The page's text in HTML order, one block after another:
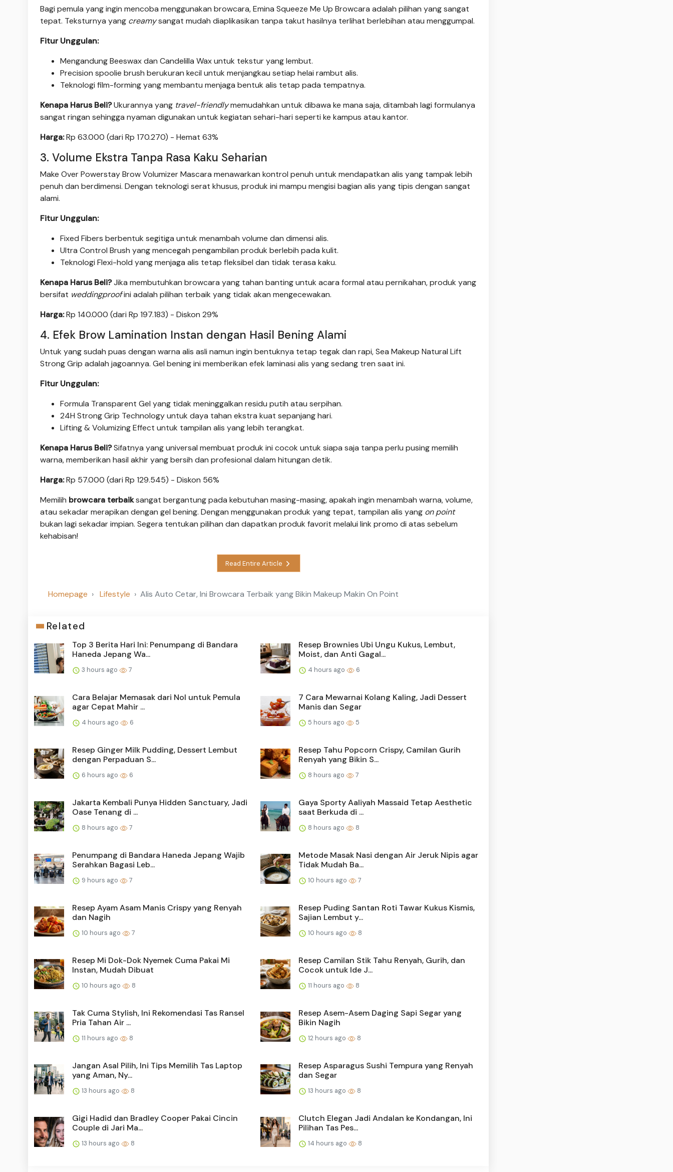
Bagi pemula yang ingin mencoba menggunakan browcara, Emina Squeeze Me Up Browcara adalah pilihan yang sangat
tepat. Teksturnya yang creamysangat mudah diaplikasikan tanpa takut hasilnya terlihat berlebihan atau menggumpal.
Fitur Unggulan:
Mengandung Beeswax dan Candelilla Wax untuk tekstur yang lembut.
Precision spoolie brush berukuran kecil untuk menjangkau setiap helai rambut alis.
Teknologi film-forming yang membantu menjaga bentuk alis tetap pada tempatnya.
Kenapa Harus Beli?Ukurannya yang travel-friendlymemudahkan untuk dibawa ke mana saja, ditambah lagi formulanya
sangat ringan sehingga nyaman digunakan untuk kegiatan sehari-hari seperti ke kampus atau kantor.
Harga:Rp 63.000 (dari Rp 170.270) - Hemat 63%
3. Volume Ekstra Tanpa Rasa Kaku Seharian
Make Over Powerstay Brow Volumizer Mascara menawarkan kontrol penuh untuk mendapatkan alis yang tampak lebih
penuh dan berdimensi. Dengan teknologi serat khusus, produk ini mampu mengisi bagian alis yang tipis dengan sangat
alami.
Fitur Unggulan:
Fixed Fibers berbentuk segitiga untuk menambah volume dan dimensi alis.
Ultra Control Brush yang mencegah pengambilan produk berlebih pada kulit.
Teknologi Flexi-hold yang menjaga alis tetap fleksibel dan tidak terasa kaku.
Kenapa Harus Beli?Jika membutuhkan browcara yang tahan banting untuk acara formal atau pernikahan, produk yang
bersifat weddingproofini adalah pilihan terbaik yang tidak akan mengecewakan.
Harga:Rp 140.000 (dari Rp 197.183) - Diskon 29%
4. Efek Brow Lamination Instan dengan Hasil Bening Alami
Untuk yang sudah puas dengan warna alis asli namun ingin bentuknya tetap tegak dan rapi, Sea Makeup Natural Lift
Strong Grip adalah jagoannya. Gel bening ini memberikan efek laminasi alis yang sedang tren saat ini.
Fitur Unggulan:
Formula Transparent Gel yang tidak meninggalkan residu putih atau serpihan.
24H Strong Grip Technology untuk daya tahan ekstra kuat sepanjang hari.
Lifting & Volumizing Effect untuk tampilan alis yang lebih terangkat.
Kenapa Harus Beli?Sifatnya yang universal membuat produk ini cocok untuk siapa saja tanpa perlu pusing memilih
warna, memberikan hasil akhir yang bersih dan profesional dalam hitungan detik.
Harga:Rp 57.000 (dari Rp 129.545) - Diskon 56%
Memilih browcara terbaiksangat bergantung pada kebutuhan masing-masing, apakah ingin menambah warna, volume,
atau sekadar merapikan dengan gel bening. Dengan menggunakan produk yang tepat, tampilan alis yang on point
bukan lagi sekadar impian. Segera tentukan pilihan dan dapatkan produk favorit melalui link promo di atas sebelum
kehabisan!
Read Entire Article
Homepage Lifestyle Alis Auto Cetar, Ini Browcara Terbaik yang Bikin Makeup Makin On Point
Related
Top 3 Berita Hari Ini: Penumpang di Bandara
Haneda Jepang Wa...
3 hours ago 7
Resep Brownies Ubi Ungu Kukus, Lembut,
Moist, dan Anti Gagal...
4 hours ago 6
Cara Belajar Memasak dari Nol untuk Pemula
agar Cepat Mahir ...
4 hours ago 6
7 Cara Mewarnai Kolang Kaling, Jadi Dessert
Manis dan Segar
5 hours ago 5
Resep Ginger Milk Pudding, Dessert Lembut
dengan Perpaduan S...
6 hours ago 6
Resep Tahu Popcorn Crispy, Camilan Gurih
Renyah yang Bikin S...
8 hours ago 7
Jakarta Kembali Punya Hidden Sanctuary, Jadi
Oase Tenang di ...
8 hours ago 7
Gaya Sporty Aaliyah Massaid Tetap Aesthetic
saat Berkuda di ...
8 hours ago 8
Penumpang di Bandara Haneda Jepang Wajib
Serahkan Bagasi Leb...
9 hours ago 7
Metode Masak Nasi dengan Air Jeruk Nipis agar
Tidak Mudah Ba...
10 hours ago 7
Resep Ayam Asam Manis Crispy yang Renyah
dan Nagih
10 hours ago 7
Resep Puding Santan Roti Tawar Kukus Kismis,
Sajian Lembut y...
10 hours ago 8
Resep Mi Dok-Dok Nyemek Cuma Pakai Mi
Instan, Mudah Dibuat
10 hours ago 8
Resep Camilan Stik Tahu Renyah, Gurih, dan
Cocok untuk Ide J...
11 hours ago 8
Tak Cuma Stylish, Ini Rekomendasi Tas Ransel
Pria Tahan Air ...
11 hours ago 8
Resep Asem-Asem Daging Sapi Segar yang
Bikin Nagih
12 hours ago 8
Jangan Asal Pilih, Ini Tips Memilih Tas Laptop
yang Aman, Ny...
13 hours ago 8
Resep Asparagus Sushi Tempura yang Renyah
dan Segar
13 hours ago 8
Gigi Hadid dan Bradley Cooper Pakai Cincin
Couple di Jari Ma...
13 hours ago 8
Clutch Elegan Jadi Andalan ke Kondangan, Ini
Pilihan Tas Pes...
14 hours ago 8